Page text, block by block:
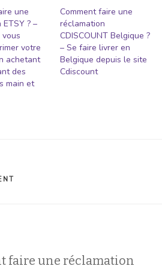
une
? –
vous
votre
achetant
des
main et
Comment faire une
réclamation
CDISCOUNT Belgique ?
– Se faire livrer en
Belgique depuis le site
Cdiscount
faire une réclamation